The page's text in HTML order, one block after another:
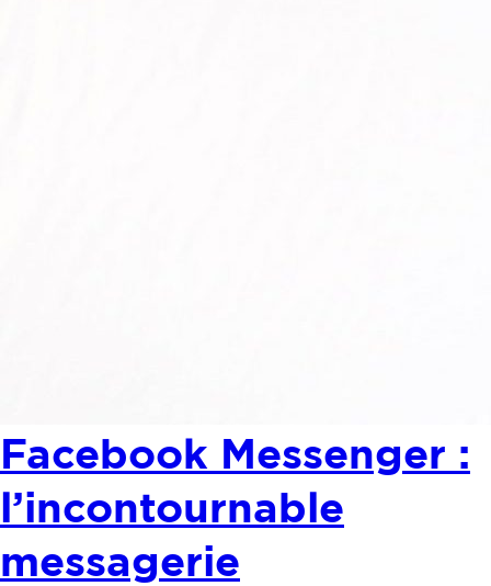
Facebook Messenger :
l’incontournable
messagerie